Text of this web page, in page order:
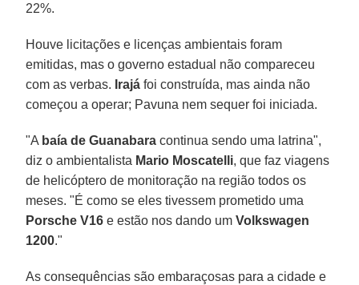
22%.
Houve licitações e licenças ambientais foram
emitidas, mas o governo estadual não compareceu
com as verbas. Irajá foi construída, mas ainda não
começou a operar; Pavuna nem sequer foi iniciada.
"A baía de Guanabara continua sendo uma latrina",
diz o ambientalista Mario Moscatelli, que faz viagens
de helicóptero de monitoração na região todos os
meses. "É como se eles tivessem prometido uma
Porsche V16 e estão nos dando umVolkswagen
1200."
As consequências são embaraçosas para a cidade e